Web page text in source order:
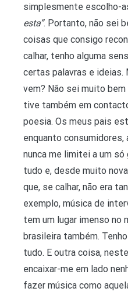
simplesmente escolho-
esta”. Portanto, não sei
coisas que consigo
calhar, tenho alguma
certas palavras e ideias.
vem? Não sei muito
tive também em
poesia. Os meus pais
enquanto consumidores,
nunca me limitei a um
tudo e, desde muito
que, se calhar, não era
exemplo, música de
tem um lugar imenso no
brasileira também.
tudo. E outra coisa,
encaixar-me em lado
fazer música como